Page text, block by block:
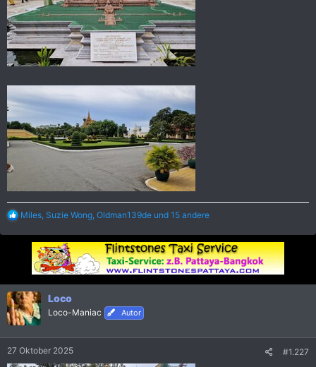
R
a
n
e
n
:
Miles Suzie Wong Oldman139de und 15 andere
Loco
Loco-Maniac Autor
27 Oktober 2025 #1.227